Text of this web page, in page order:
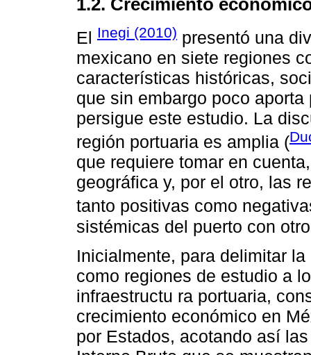
1.2. Crecimiento
El Inegi (2010) presentó una
mexicano en siete regiones
características históricas,
que sin embargo poco
persigue este estudio. La
región portuaria es amplia (
que requiere tomar en
geográfica y, por el otro, las
tanto positivas como
sistémicas del puerto con
Inicialmente, para delimitar
como regiones de estudio a
infraestructu ra portuaria,
crecimiento económico en
por Estados, acotando así